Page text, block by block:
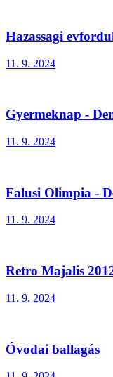
Hazassagi
11. 9. 2024
Gyermeknap -
11. 9. 2024
Falusi Olimpia -
11. 9. 2024
Retro Majalis
11. 9. 2024
Óvodai ballagás